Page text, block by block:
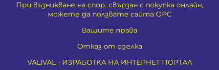
При възникване на спор, свързан с покупка онлайн,
можете да ползвате сайта ОРС
Вашите права
Отказ от сделка
VALIVAL - ИЗРАБОТКА НА ИНТЕРНЕТ ПОРТАЛ